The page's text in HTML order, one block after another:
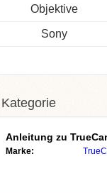
Objektive
Sony
Anleitung zu
Marke: